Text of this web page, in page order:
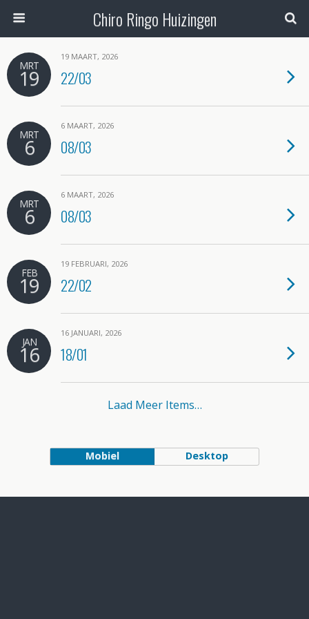
Chiro Ringo Huizingen
MRT
19
19 MAART, 2026
22/03
MRT
6
6 MAART, 2026
08/03
MRT
6
6 MAART, 2026
08/03
FEB
19
19 FEBRUARI, 2026
22/02
JAN
16
16 JANUARI, 2026
18/01
Laad Meer Items…
Mobiel Desktop